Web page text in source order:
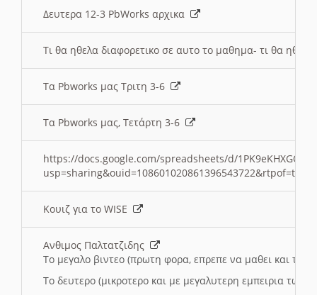
Δευτερα 12-3 PbWorks αρχικα
Τι θα ηθελα διαφορετικο σε αυτο το μαθημα- τι θα
Τα Pbworks μας Τριτη 3-6
Τα Pbworks μας, Τετάρτη 3-6
https://docs.google.com/spreadsheets/d/
Κουιζ για το WISE
Ανθιμος Παλτατζιδης
Το μεγαλο βιντεο (πρωτη φορα, επρεπε να μαθει και το
Το δευτερο (μικροτερο και με μεγαλυτερη εμπειρια